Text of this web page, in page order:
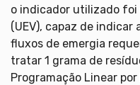
o indicador utilizado foi
(UEV), capaz de
fluxos de emergia
tratar 1 grama de
Programação Linear por